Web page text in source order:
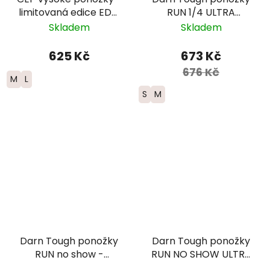
limitovaná edice EDT.
FADE - dámské -
Skladem
625 Kč
M L
RUN 1/4 ULTRA
Lightweight s
modré
Skladem
673 Kč
676 Kč
S M
Darn Tough ponožky
RUN no show -
Darn Tough ponožky
RUN NO SHOW ULTRA